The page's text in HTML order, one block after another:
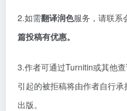
2.如需翻译润色服务，请联系
篇投稿有优惠。
3.作者可通过Turnitin或其他
引起的被拒稿将由作者自行
出版。